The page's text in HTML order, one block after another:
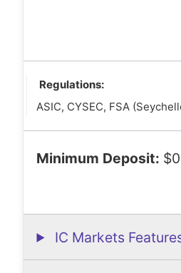
Regulations:
ASIC, CYSEC, FSA
Minimum Deposit: $0
IC Markets